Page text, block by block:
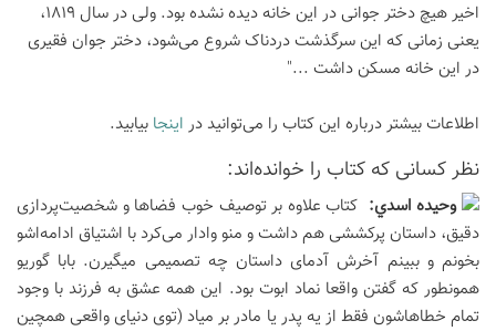
اخیر هیچ دختر جوانی در این خانه دیده نشده بود. ولی در سال 1819،
یعنی زمانی که این سرگذشت دردناک شروع می‌شود، دختر جوان فقیری
در این خانه مسکن داشت ..."
اطلاعات بیشتر درباره این کتاب را می‌توانید در اینجا بیابید.
نظر كسانی كه كتاب را خوانده‌اند:
وحيده اسدي: کتاب علاوه بر توصیف خوب فضاها و شخصیت‌پردازی
دقیق، داستان پرکششی هم داشت و منو وادار می‌کرد با اشتیاق ادامه‌اشو
بخونم و ببینم آخرش آدمای داستان چه تصمیمی میگیرن. بابا گوریو
همونطور که گفتن واقعا نماد ابوت بود. این همه عشق به فرزند با وجود
تمام خطاهاشون فقط از یه پدر یا مادر بر میاد (توی دنیای واقعی همچین